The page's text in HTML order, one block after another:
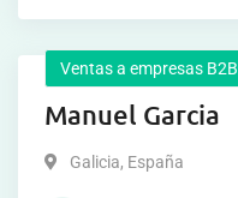
Ventas a empresas B2B
Manuel Garcia
Galicia, España